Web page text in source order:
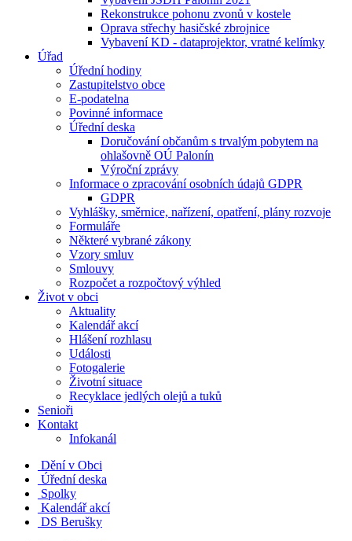
Rekonstrukce pohonu zvonů v kostele
Oprava střechy hasičské zbrojnice
Vybavení KD - dataprojektor, vratné kelímky
Úřad
Úřední hodiny
Zastupitelstvo obce
E-podatelna
Povinné informace
Úřední deska
Doručování občanům s trvalým pobytem na
ohlašovně OÚ Palonín
Výroční zprávy
Informace o zpracování osobních údajů GDPR
GDPR
Vyhlášky, směrnice, nařízení, opatření, plány rozvoje
Formuláře
Některé vybrané zákony
Vzory smluv
Smlouvy
Rozpočet a rozpočtový výhled
Život v obci
Aktuality
Kalendář akcí
Hlášení rozhlasu
Události
Fotogalerie
Životní situace
Recyklace jedlých olejů a tuků
Senioři
Kontakt
Infokanál
Dění v Obci
Úřední deska
Spolky
Kalendář akcí
DS Berušky